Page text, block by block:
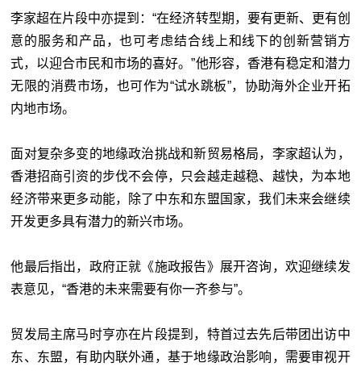
李家超在片段中亦提到：“在经济转型期，要有更新、更有创
意的服务和产品，也可考虑结合线上和线下的创新营销方
式，以迎合市民和市场的喜好。”他形容，香港有稳定和潜力
无限的消费市场，也可作为“试水跳板”，协助海外企业开拓
内地市场。
面对复杂多变的地缘政治挑战和新贸易格局，李家超认为，
香港招商引资的步伐不会停，只会越走越稳、越快，为本地
经济带来更多动能，除了中东和东盟国家，我们未来会继续
开发更多具有潜力的新兴市场。
他最后指出，政府正就《施政报告》展开咨询，欢迎继续发
表意见，“香港的未来需要有你一齐参与”。
贸发局主席马时亨亦在片段提到，特首过去先后带团出访中
东、东盟，有助内联外通，基于地缘政治影响，需要审视开